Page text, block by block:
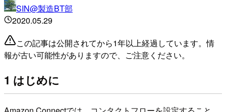
SIN@製造BT部
2020.05.29
この記事は公開されてから1年以上経過しています。情
報が古い可能性がありますので、ご注意ください。
1 はじめに